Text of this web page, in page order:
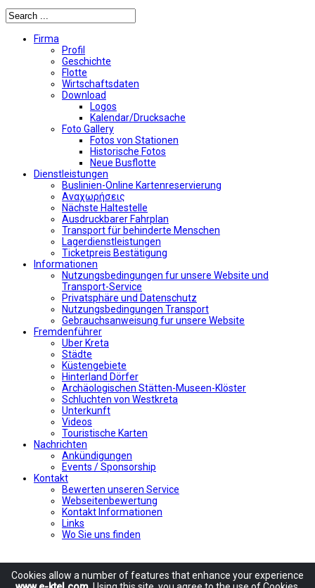
Firma
Profil
Geschichte
Flotte
Wirtschaftsdaten
Download
Logos
Kalendar/Drucksache
Foto Gallery
Fotos von Stationen
Historische Fotos
Neue Busflotte
Dienstleistungen
Buslinien-Online Kartenreservierung
Αναχωρήσεις
Nächste Haltestelle
Αusdruckbarer Fahrplan
Transport für behinderte Menschen
Lagerdienstleistungen
Ticketpreis Bestätigung
Informationen
Nutzungsbedingungen fur unsere Website und
Transport-Service
Privatsphäre und Datenschutz
Nutzungsbedingungen Transport
Gebrauchsanweisung fur unsere Website
Fremdenführer
Uber Kreta
Städte
Küstengebiete
Hinterland Dörfer
Archäologischen Stätten-Museen-Klöster
Schluchten von Westkreta
Unterkunft
Videos
Touristische Karten
Nachrichten
Ankündigungen
Events / Sponsorship
Kontakt
Bewerten unseren Service
Webseitenbewertung
Kontakt Informationen
Links
Wo Sie uns finden
Cookies allow a number offeatures that enhance your experience